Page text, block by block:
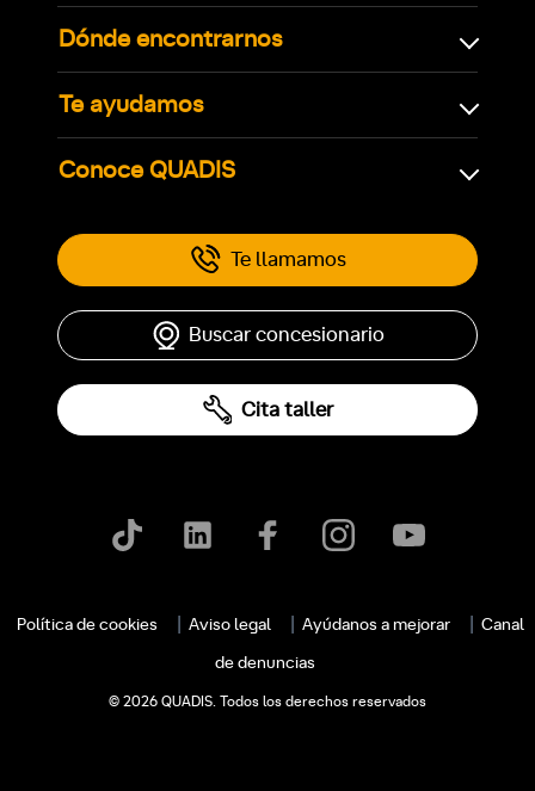
Dónde encontrarnos
Te ayudamos
Conoce QUADIS
Te llamamos
Buscar concesionario
Cita taller
Política de cookies Aviso legal Ayúdanos a mejorar Canal
de denuncias
© 2026 QUADIS. Todos los derechos reservados